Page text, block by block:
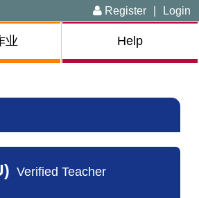
Register | Login
业 Help
Verified Teacher